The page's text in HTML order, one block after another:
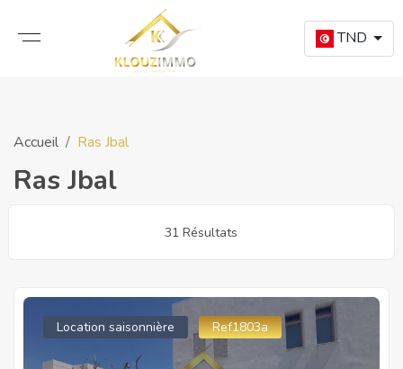
TND
Accueil Ras Jbal
Ras Jbal
31 Résultats
Location saisonnière Ref1803a